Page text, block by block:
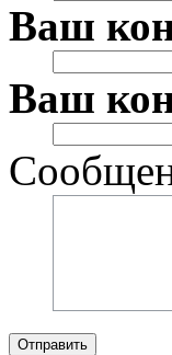
Ваш
Ваш
Отправить